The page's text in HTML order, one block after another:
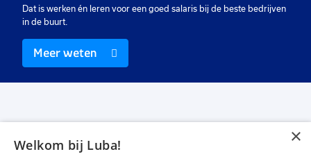
Dat is werken én leren voor een goed salaris bij de beste bedrijven
in de buurt.
Meer weten
×
Welkom bij Luba!